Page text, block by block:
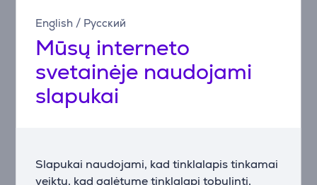
English / Русский
Mūsų interneto
svetainėje naudojami
slapukai
Slapukai naudojami, kad tinklalapis tinkamai
veiktų, kad galėtume tinklalapį tobulinti,
Philips GC026/80,
juodas/vario spalvos
Kaina:
18.99 €